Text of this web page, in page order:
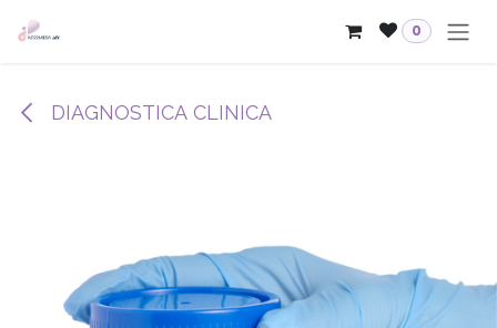
Passa al contenuto
0
DIAGNOSTICA CLINICA